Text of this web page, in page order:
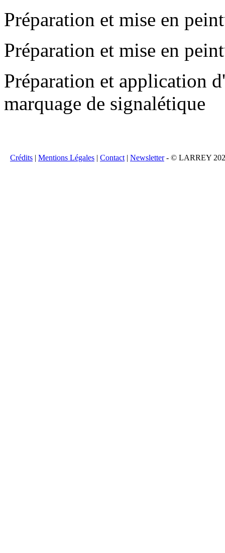
Préparation et mise en
Préparation et mise en
Préparation et application
marquage de signalétique
Crédits | Mentions Légales | Contact | Newsletter- © LARREY